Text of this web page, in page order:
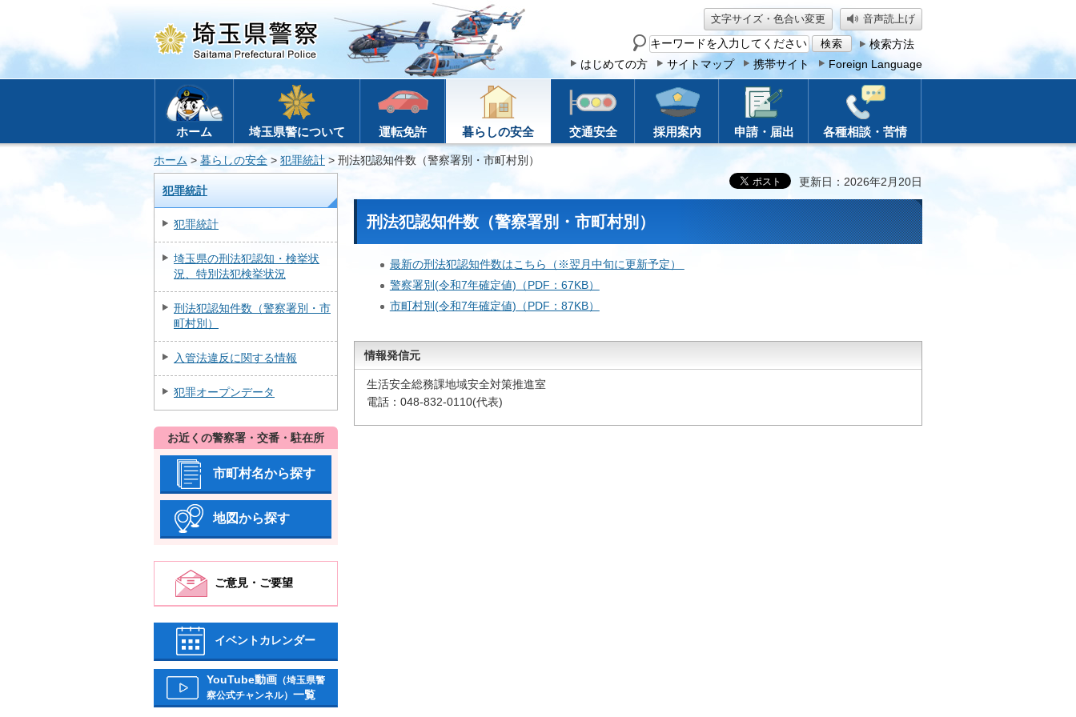
文字サイズ・色合い変更 音声読上げ
サ
イ
ト
検索方法
はじめての方
サイトマップ 携帯サイト Foreign Language
ホーム 埼玉県警について 運転免許 暮らしの安全 交通安全 採用案内 申請・届出 各種相談・苦情
ホーム > 暮らしの安全 > 犯罪統計 > 刑法犯認知件数（警察署別・市町村別）
犯罪統計
犯罪統計
埼玉県の刑法犯認知・検挙状
況、特別法犯検挙状況
刑法犯認知件数（警察署別・市
町村別）
入管法違反に関する情報
犯罪オープンデータ
お近くの警察署・交番・駐在所
市町村名から探す
地図から探す
ご意見・ご要望
イベントカレンダー
YouTube動画 （埼玉県警
察公式チャンネル） 一覧
更新日：2026年2月20日
刑法犯認知件数（警察署別・市町村別）
最新の刑法犯認知件数はこちら（※翌月中旬に更新予定）
警察署別(令和7年確定値)（PDF：67KB）
市町村別(令和7年確定値)（PDF：87KB）
情報発信元
生活安全総務課地域安全対策推進室
電話：048-832-0110(代表)